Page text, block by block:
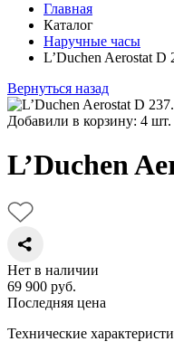
Главная
Каталог
Наручные часы
L’Duchen Aerostat D
Вернуться назад
Добавили в корзину: 4 шт.
L’Duchen
Нет в наличии
69 900 руб.
Последняя цена
Технические